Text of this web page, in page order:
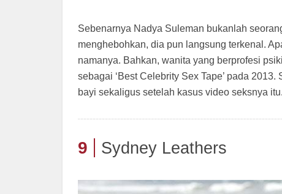
Sebenarnya Nadya Suleman bukanlah
menghebohkan, dia pun langsung terkenal.
namanya. Bahkan, wanita yang berprofesi
sebagai ‘Best Celebrity Sex Tape’ pada
bayi sekaligus setelah kasus video seksnya itu.
9 Sydney Leathers